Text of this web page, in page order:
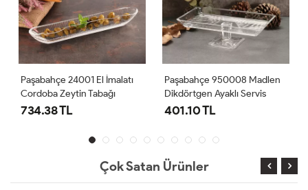
Paşabahçe 24001 El İmalatı
Cordoba Zeytin Tabağı
734.38 TL
Paşabahçe 950008 Madlen
Dikdörtgen Ayaklı Servis
Tabağı
401.10 TL
Çok Satan Ürünler